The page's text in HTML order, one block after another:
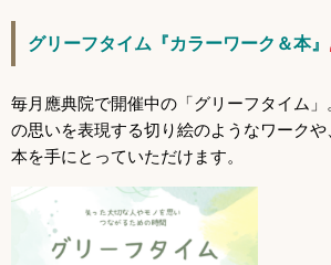
グリーフタイム『カラーワーク＆本』
毎月應典院で開催中の「グリーフタイム」
の思いを表現する切り絵のようなワーク
本を手にとっていただけます。